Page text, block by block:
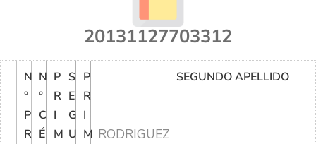
20131127703312
N
°
P
R
N
°
C
É
P
R
I
M
S
E
G
U
P
R
I
M
SEGUNDO APELLIDO
RODRIGUEZ